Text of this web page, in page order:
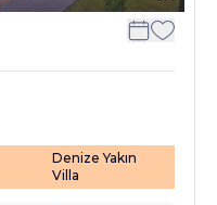
Denize Yakın
Villa